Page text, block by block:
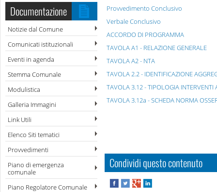
Documentazione
Notizie dal Comune
Comunicati istituzionali
Eventi in agenda
Stemma Comunale
Modulistica
Galleria Immagini
Link Utili
Elenco Siti tematici
Provvedimenti
Piano di emergenza
comunale
Piano Regolatore Comunale
Provvedimento Conclusivo
Verbale Conclusivo
ACCORDO DI PROGRAMMA
TAVOLA A1 - RELAZIONE GENERALE
TAVOLA A2 - NTA
TAVOLA 2.2 - IDENTIFICAZIONE
TAVOLA 3.12 - TIPOLOGIA INTERVENTI
TAVOLA 3.12a - SCHEDA NORMA
Condividi questo contenuto